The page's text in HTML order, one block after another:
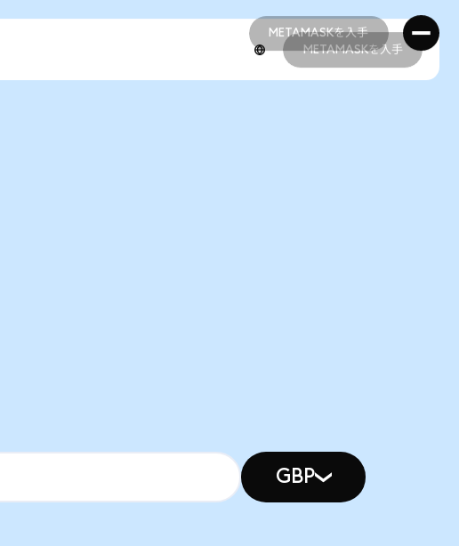
METAMASKを入手
METAMASKを入手
METAMASKを入手
GBP